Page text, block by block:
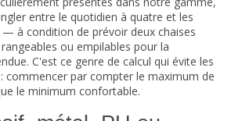
entre le quotidien à quatre et les
à condition de prévoir deux chaises
ou empilables pour la
C'est ce genre de calcul qui évite les
commencer par compter le maximum de
le minimum confortable.